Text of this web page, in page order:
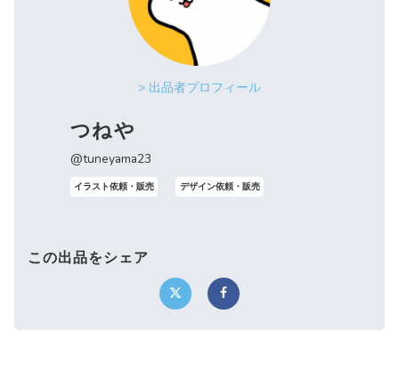
> 出品者プロフィール
つねや
@tuneyama23
イラスト依頼・販売 デザイン依頼・販売
この出品をシェア